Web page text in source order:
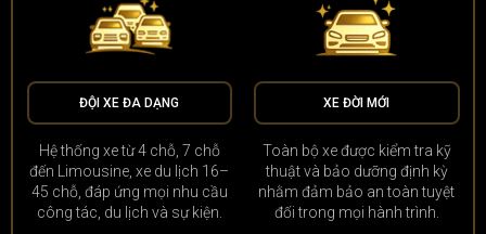
ĐỘI XE ĐA DẠNG
Hệ thống xe từ 4 chỗ, 7 chỗ
đến Limousine, xe du lịch 16–
45 chỗ, đáp ứng mọi nhu cầu
công tác, du lịch và sự kiện.
XE ĐỜI MỚI
Toàn bộ xe được kiểm tra kỹ
thuật và bảo dưỡng định kỳ
nhằm đảm bảo an toàn tuyệt
đối trong mọi hành trình.